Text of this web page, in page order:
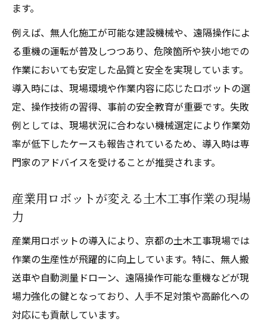
ます。
例えば、無人化施工が可能な建設機械や、遠隔操作によ
る重機の運転が普及しつつあり、危険箇所や狭小地での
作業においても安定した品質と安全を実現しています。
導入時には、現場環境や作業内容に応じたロボットの選
定、操作技術の習得、事前の安全教育が重要です。失敗
例としては、現場状況に合わない機械選定により作業効
率が低下したケースも報告されているため、導入時は専
門家のアドバイスを受けることが推奨されます。
産業用ロボットが変える土木工事作業の現場
力
産業用ロボットの導入により、京都の土木工事現場では
作業の生産性が飛躍的に向上しています。特に、無人搬
送車や自動測量ドローン、遠隔操作可能な重機などが現
場力強化の鍵となっており、人手不足対策や高齢化への
対応にも貢献しています。